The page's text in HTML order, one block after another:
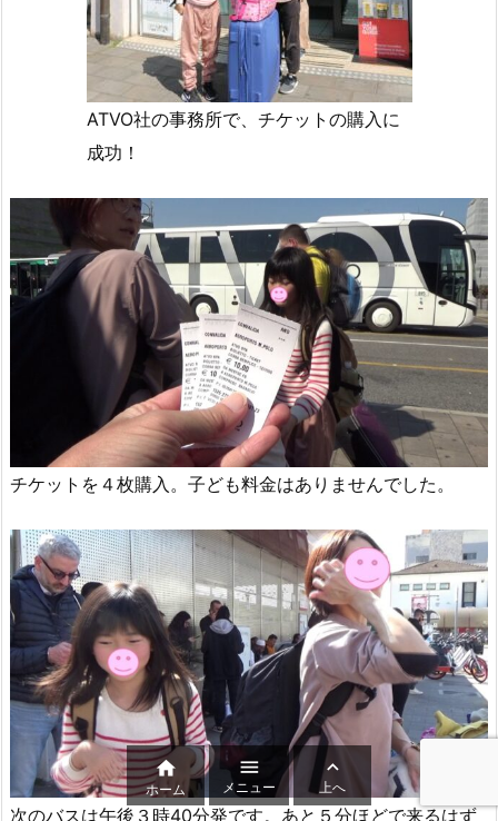
ATVO社の事務所で、チケットの購入に
成功！
チケットを４枚購入。子ども料金はありませんでした。
次のバスは午後３時40分発です。あと５分ほどで来るはず

ホーム

メニュー

上へ